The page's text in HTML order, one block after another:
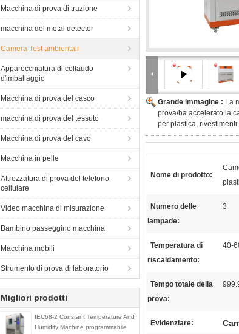
Macchina di prova di trazione
macchina del metal detector
Camera Test ambientali
Apparecchiatura di collaudo
d'imballaggio
Macchina di prova del casco
macchina di prova del tessuto
Macchina di prova del cavo
Macchina in pelle
Attrezzatura di prova del telefono
cellulare
Video macchina di misurazione
Bambino passeggino macchina
Macchina mobili
Strumento di prova di laboratorio
Migliori prodotti
IEC68-2 Constant Temperature And
Humidity Machine programmabile
Grande immagine : La
prova/ha accelerato la
per plastica, rivestimenti
Nome di prodotto:
Numero delle
lampade:
3
Temperatura di
riscaldamento:
40-
Tempo totale della
prova:
Evidenziare: